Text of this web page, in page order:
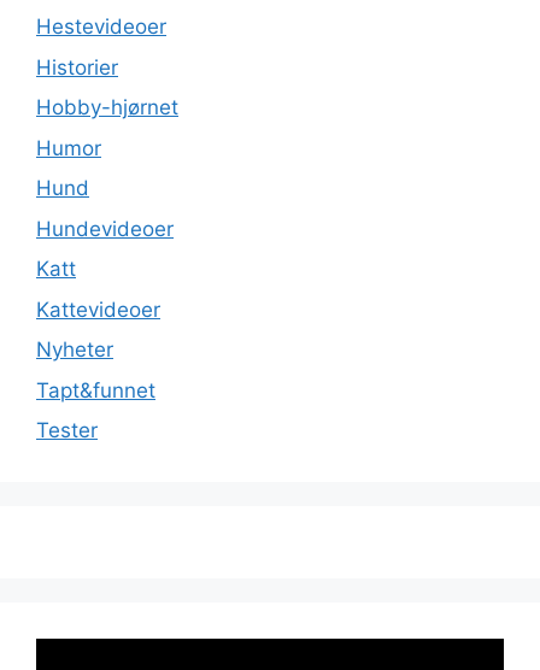
Hestevideoer
Historier
Hobby-hjørnet
Humor
Hund
Hundevideoer
Katt
Kattevideoer
Nyheter
Tapt&funnet
Tester